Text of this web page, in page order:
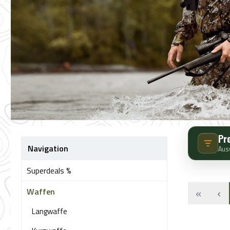
Navigation
Superdeals %
Waffen
Langwaffe